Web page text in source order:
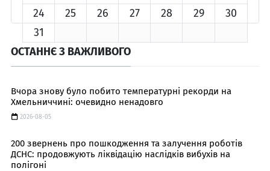
24
25 26 27 28 29
30
31
ОСТАННЄ З ВАЖЛИВОГО
Вчора знову було побито температурні рекорди на
Хмельниччині: очевидно ненадовго
2026-08-05
200 звернень про пошкодження та залучення роботів
ДСНС: продовжують ліквідацію наслідків вибухів на
полігоні